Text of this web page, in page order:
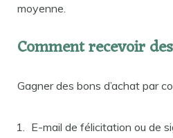
moyenne.
Comment recevoir
Gagner des bons d’achat par
E-mail de félicitation ou de